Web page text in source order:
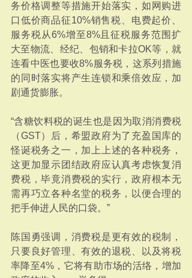
务价格调整等措施开始落实，如网购进
口低价商品征10%销售税、电费起价、
服务税从6%增至8%且征税服务范围扩
大至物流、经纪、包销和卡拉OK等，就
连看中医也要收8%服务税，这系列措施
的同时落实将产生连锁和乘倍效应，加
剧通货膨胀。
“含糖饮料税的诞生也是因为取消消费税
（GST）后，希盟政府为了充盈国库的
怪诞税务之一，加上上述的各种税务，
这更加显示团结政府应认真考虑恢复消
费税，毕竟消费税的实行，政府根本无
需再巧立各种名堂的税务，以便合理的
把手伸进人民的口袋。”
陈国勇强调，消费税是更有效的税制，
只要良好管理、有效的退税、以及将税
率降至4%，它将有助市场的活络，增加